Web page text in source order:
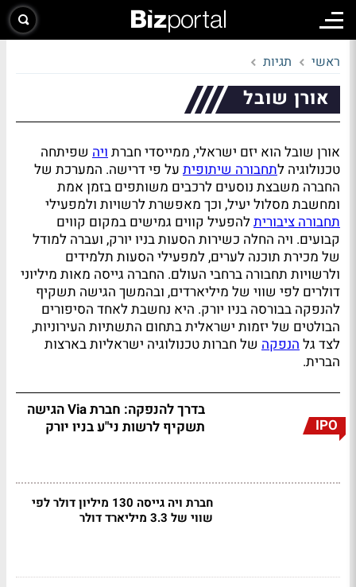
ראשי תגיות
אורן שובל
אורן שובל הוא יזם ישראלי, ממייסדי חברתויה שפיתחה
טכנולוגיה לתחבורה שיתופית על פי דרישה. המערכת של
החברה משבצת נוסעים לרכבים משותפים בזמן אמת
ומחשבת מסלול יעיל, וכך מאפשרת לרשויות ולמפעילי
תחבורה ציבוריתלהפעיל קווים גמישים במקום קווים
קבועים. ויה החלה כשירות הסעות בניו יורק, ועברה למודל
של מכירת תוכנה לערים, למפעילי הסעות תלמידים
ולרשויות תחבורה ברחבי העולם. החברה גייסה מאות מיליוני
דולרים לפי שווי של מיליארדים, ובהמשך הגישה תשקיף
להנפקה בבורסה בניו יורק. היא נחשבת לאחד הסיפורים
הבולטים של יזמות ישראלית בתחום התשתיות העירוניות,
לצד גלהנפקה של חברות טכנולוגיה ישראליות בארצות
הברית.
IPO
בדרך להנפקה: חברת Via הגישה
תשקיף לרשות ני"ע בניו יורק
חברת ויה גייסה 130 מיליון דולר לפי
שווי של 3.3 מיליארד דולר